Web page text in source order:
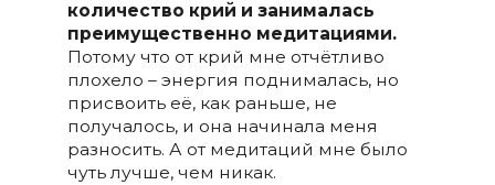
количество крий и занималась
преимущественно медитациями.
Потому что от крий мне отчётливо
плохело – энергия поднималась, но
присвоить её, как раньше, не
получалось, и она начинала меня
разносить. А от медитаций мне было
чуть лучше, чем никак.